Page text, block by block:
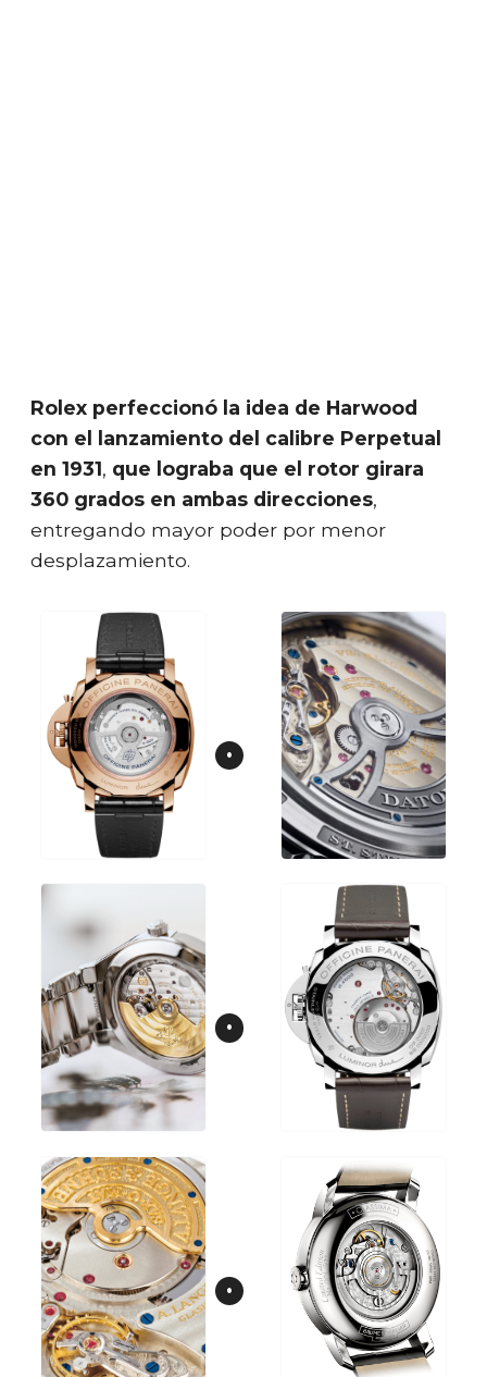
Rolex perfeccionó la idea de Harwood
con el lanzamiento del calibre Perpetual
en 1931, que lograba que el rotor girara
360 grados en ambas direcciones,
entregando mayor poder por menor
desplazamiento.